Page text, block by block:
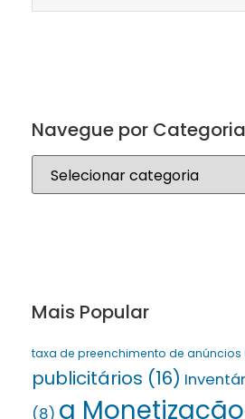
Navegue por
Mais Popular
taxa de preenchimento de anúncios
publicitários (16)
(8) a